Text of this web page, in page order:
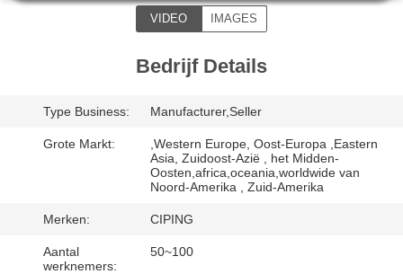
EEN
VIDEO IMAGES
Bedrijf Details
Type Business: Manufacturer,Seller
Grote Markt:
,Western Europe, Oost-Europa ,Eastern
Asia, Zuidoost-Azië , het Midden-
Oosten,africa,oceania,worldwide van
Noord-Amerika , Zuid-Amerika
Merken: CIPING
Aantal
werknemers:
50~100